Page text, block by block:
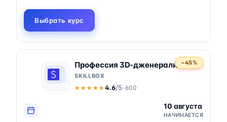
Выбрать курс
−45%
Профессия 3D-дженералист
SKILLBOX
★★★★★
★★★★★4.6/5· 600
10 августа
НАЧИНАЕТСЯ